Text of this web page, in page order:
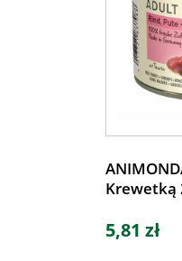
Krewetką
5,81 zł